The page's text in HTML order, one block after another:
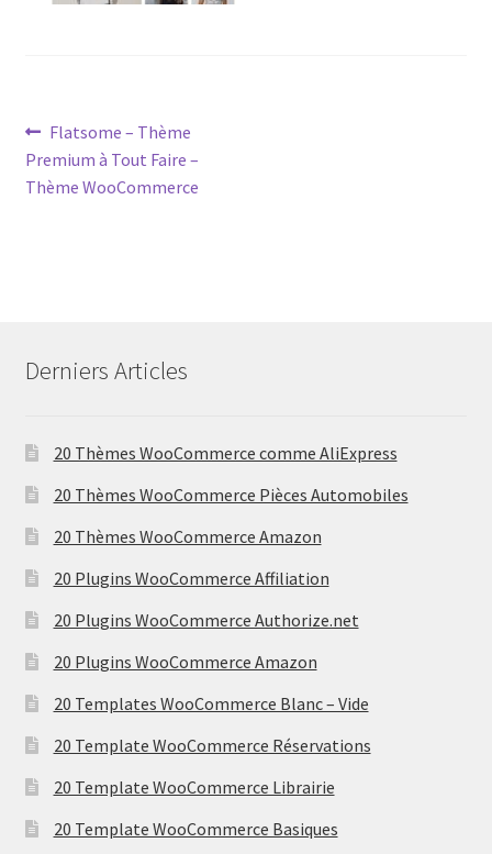
Post
navigation
Previous
post:
Flatsome – Thème
Premium à Tout Faire –
Thème WooCommerce
Derniers Articles
20 Thèmes WooCommerce comme AliExpress
20 Thèmes WooCommerce Pièces Automobiles
20 Thèmes WooCommerce Amazon
20 Plugins WooCommerce Affiliation
20 Plugins WooCommerce Authorize.net
20 Plugins WooCommerce Amazon
20 Templates WooCommerce Blanc – Vide
20 Template WooCommerce Réservations
20 Template WooCommerce Librairie
20 Template WooCommerce Basiques